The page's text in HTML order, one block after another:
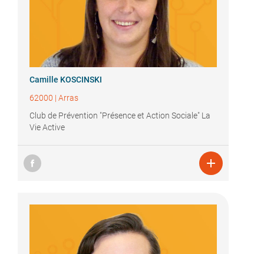
Camille KOSCINSKI
62000 | Arras
Club de Prévention "Présence et Action Sociale" La
Vie Active
